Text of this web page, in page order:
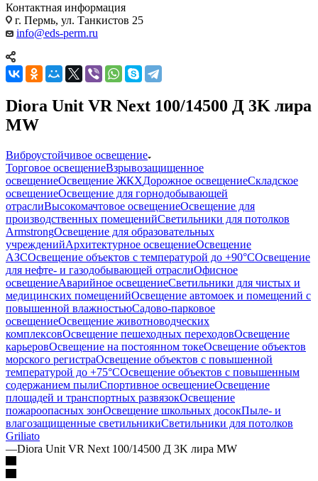
Контактная информация
г. Пермь, ул. Танкистов 25
info@eds-perm.ru
Diora Unit VR Next 100/14500 Д 3K лира
MW
Виброустойчивое освещение
Торговое освещениеВзрывозащищенное
освещениеОсвещение ЖКХДорожное освещениеСкладское
освещениеОсвещение для горнодобывающей
отраслиВысокомачтовое освещениеОсвещение для
производственных помещенийСветильники для потолков
ArmstrongОсвещение для образовательных
учрежденийАрхитектурное освещениеОсвещение
АЗСОсвещение объектов с температурой до +90°СОсвещение
для нефте- и газодобывающей отраслиОфисное
освещениеАварийное освещениеСветильники для чистых и
медицинских помещенийОсвещение автомоек и помещений с
повышенной влажностьюСадово-парковое
освещениеОсвещение животноводческих
комплексовОсвещение пешеходных переходовОсвещение
карьеровОсвещение на постоянном токеОсвещение объектов
морского регистраОсвещение объектов с повышенной
температурой до +75°CОсвещение объектов с повышенным
содержанием пылиСпортивное освещениеОсвещение
площадей и транспортных развязокОсвещение
пожароопасных зонОсвещение школьных досокПыле- и
влагозащищенные светильникиСветильники для потолков
Griliato
—Diora Unit VR Next 100/14500 Д 3K лира MW